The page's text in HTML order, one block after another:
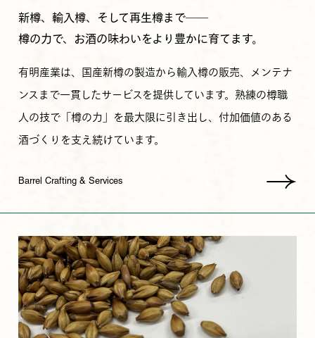
新樽、輸入樽、そして再生樽まで――
樽の力で、お酒の味わいをより豊かに育てます。
有明産業は、国産新樽の製造から輸入樽の販売、メンテナ
ンスまで一貫したサービスを提供しています。熟練の樽職
人の技で「樽の力」を最大限に引き出し、付加価値のある
酒づくりを支え続けています。
Barrel Crafting & Services